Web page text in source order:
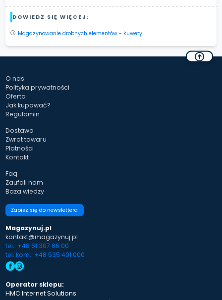
DOWIEDZ SIĘ WIĘCEJ:
Magazynowanie drobnych elementów - kuwety
O nas
Polityka prywatności
Oferta
Jak kupować?
Regulamin
Dostawa
Zwrot towaru
Płatności
Kontakt
Faq
Zaufali nam
Baza wiedzy
Zapisz się do newslettera
Magazynuj.pl
kontakt@magazynuj.pl
tel.: +48 61 307 66 00
tel. kom.: +48 535 401 000
Operator sklepu:
HMC Internet Solutions